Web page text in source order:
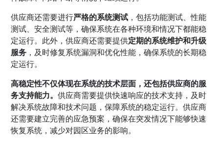
供应商还需要进行严格的系统测试 ，包括功能测试、性能
测试、安全测试等，确保系统在各种环境和情况下都能稳
定运行。此外，供应商还需要提供定期的系统维护和升级
服务 ，及时修复系统漏洞和优化性能，确保系统的长期稳
定运行。
高稳定性不仅体现在系统的技术层面，还包括供应商的服
务支持能力。供应商需要提供快速响应的技术支持，及时
解决系统故障和技术问题，保障系统的稳定运行。供应商
还需要建立完善的应急预案，确保在突发情况下能够快速
恢复系统，减少对园区业务的影响。